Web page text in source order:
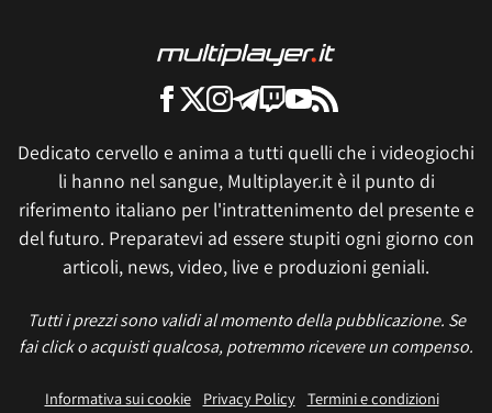
Dedicato cervello e anima a tutti quelli che i videogiochi
li hanno nel sangue, Multiplayer.it è il punto di
riferimento italiano per l'intrattenimento del presente e
del futuro. Preparatevi ad essere stupiti ogni giorno con
articoli, news, video, live e produzioni geniali.
Tutti i prezzi sono validi al momento della pubblicazione. Se
fai click o acquisti qualcosa, potremmo ricevere un compenso.
Informativa sui cookie Privacy Policy
Termini e condizioni